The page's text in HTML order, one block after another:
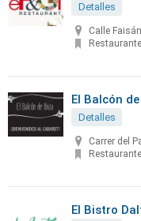
Detalles
Calle
Restaurante
El Balcón
Detalles
Carrer del
Restaurante
El Bistro